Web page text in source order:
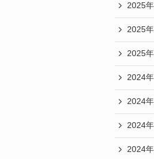
2025
2025
2025
2024
2024
2024
2024